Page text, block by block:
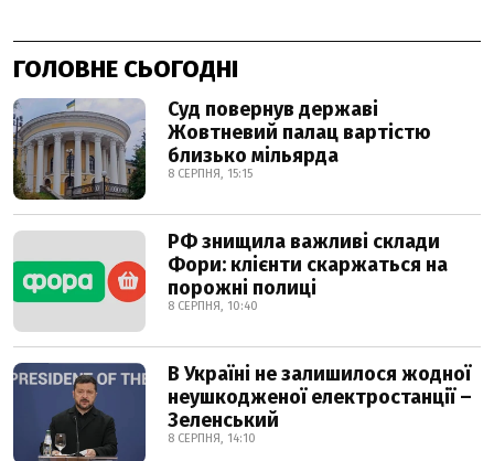
ГОЛОВНЕ СЬОГОДНІ
Суд повернув державі
Жовтневий палац вартістю
близько мільярда
8 СЕРПНЯ, 15:15
РФ знищила важливі склади
Фори: клієнти скаржаться на
порожні полиці
8 СЕРПНЯ, 10:40
В Україні не залишилося жодної
неушкодженої електростанції –
Зеленський
8 СЕРПНЯ, 14:10